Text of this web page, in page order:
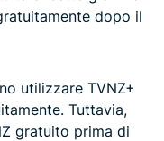
dopo il
utilizzare TVNZ+
Tuttavia,
gratuito prima di